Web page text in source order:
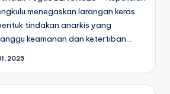
menegaskan larangan keras
tindakan anarkis yang
keamanan dan ketertiban…
2025